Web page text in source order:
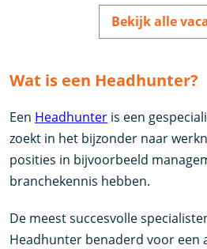
Bekijk alle
Wat is een Headhunter?
Een Headhunter is een
zoekt in het bijzonder naar
posities in bijvoorbeeld
branchekennis hebben.
De meest succesvolle
Headhunter benaderd voor een